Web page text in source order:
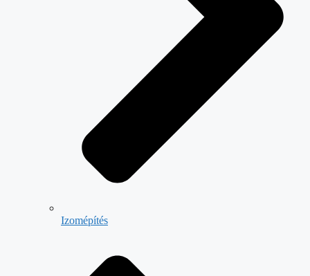
Izomépítés